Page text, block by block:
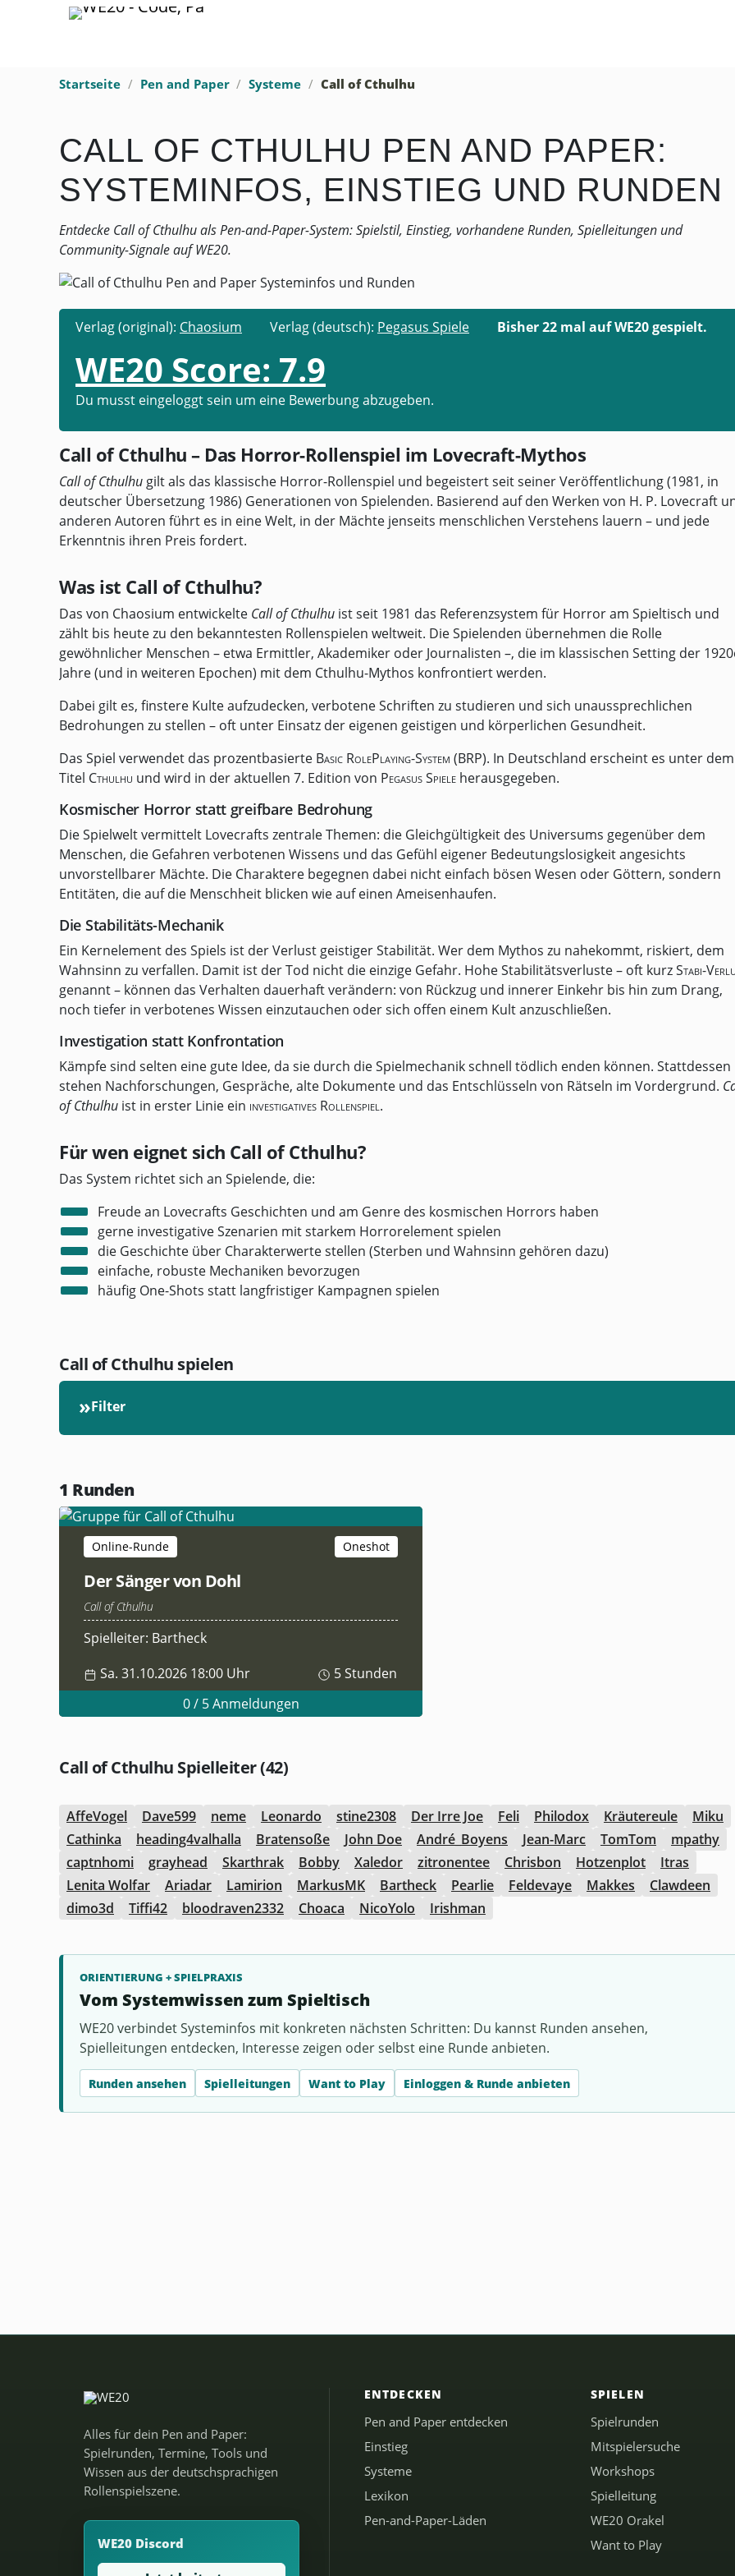
Startseite Pen and Paper Systeme Call of Cthulhu
CALL OF CTHULHU PEN AND PAPER:
SYSTEMINFOS, EINSTIEG UND RUNDEN
Entdecke Call of Cthulhu als Pen-and-Paper-System: Spielstil, Einstieg, vorhandene Runden, Spielleitungen und
Community-Signale auf WE20.
Verlag (original): Chaosium Verlag (deutsch): Pegasus Spiele Bisher 22 mal auf WE20 gespielt.
WE20 Score: 7.9
Du musst eingeloggt sein um eine Bewerbung abzugeben.
Call of Cthulhu – Das Horror-Rollenspiel im Lovecraft-Mythos
Call of Cthulhu gilt als das klassische Horror-Rollenspiel und begeistert seit seiner Veröffentlichung (1981, in
deutscher Übersetzung 1986) Generationen von Spielenden. Basierend auf den Werken von H. P. Lovecraft
anderen Autoren führt es in eine Welt, in der Mächte jenseits menschlichen Verstehens lauern – und jede
Erkenntnis ihren Preis fordert.
Was ist Call of Cthulhu?
Das von Chaosium entwickelte Call of Cthulhu ist seit 1981 das Referenzsystem für Horror am Spieltisch und
zählt bis heute zu den bekanntesten Rollenspielen weltweit. Die Spielenden übernehmen die Rolle
gewöhnlicher Menschen – etwa Ermittler, Akademiker oder Journalisten –, die im klassischen Setting der
Jahre (und in weiteren Epochen) mit dem Cthulhu-Mythos konfrontiert werden.
Dabei gilt es, finstere Kulte aufzudecken, verbotene Schriften zu studieren und sich unaussprechlichen
Bedrohungen zu stellen – oft unter Einsatz der eigenen geistigen und körperlichen Gesundheit.
Das Spiel verwendet das prozentbasierte Basic RolePlaying-System (BRP). In Deutschland erscheint es unter dem
Titel Cthulhu und wird in der aktuellen 7. Edition von Pegasus Spiele herausgegeben.
Kosmischer Horror statt greifbare Bedrohung
Die Spielwelt vermittelt Lovecrafts zentrale Themen: die Gleichgültigkeit des Universums gegenüber dem
Menschen, die Gefahren verbotenen Wissens und das Gefühl eigener Bedeutungslosigkeit angesichts
unvorstellbarer Mächte. Die Charaktere begegnen dabei nicht einfach bösen Wesen oder Göttern, sondern
Entitäten, die auf die Menschheit blicken wie auf einen Ameisenhaufen.
Die Stabilitäts-Mechanik
Ein Kernelement des Spiels ist der Verlust geistiger Stabilität. Wer dem Mythos zu nahekommt, riskiert, dem
Wahnsinn zu verfallen. Damit ist der Tod nicht die einzige Gefahr. Hohe Stabilitätsverluste – oft kurzStabi-
genannt – können das Verhalten dauerhaft verändern: von Rückzug und innerer Einkehr bis hin zum Drang,
noch tiefer in verbotenes Wissen einzutauchen oder sich offen einem Kult anzuschließen.
Investigation statt Konfrontation
Kämpfe sind selten eine gute Idee, da sie durch die Spielmechanik schnell tödlich enden können. Stattdessen
stehen Nachforschungen, Gespräche, alte Dokumente und das Entschlüsseln von Rätseln im Vordergrund.
of Cthulhu ist in erster Linie ein investigatives Rollenspiel.
Für wen eignet sich Call of Cthulhu?
Das System richtet sich an Spielende, die:
Freude an Lovecrafts Geschichten und am Genre des kosmischen Horrors haben
gerne investigative Szenarien mit starkem Horrorelement spielen
die Geschichte über Charakterwerte stellen (Sterben und Wahnsinn gehören dazu)
einfache, robuste Mechaniken bevorzugen
häufig One-Shots statt langfristiger Kampagnen spielen
Call of Cthulhu spielen
»Filter
1 Runden
Online-Runde Oneshot
Der Sänger von Dohl
Call of Cthulhu
Spielleiter: Bartheck
Sa. 31.10.2026 18:00 Uhr
5 Stunden
0 / 5 Anmeldungen
Call of Cthulhu Spielleiter (42)
AffeVogel Dave599 neme Leonardo stine2308 Der Irre Joe Feli Philodox Kräutereule
Miku
Cathinka
heading4valhalla Bratensoße John Doe André_Boyens Jean-Marc TomTom
mpathy
captnhomi
grayhead Skarthrak Bobby Xaledor zitronentee Chrisbon Hotzenplot
Itras
Lenita Wolfar
Ariadar Lamirion MarkusMK Bartheck Pearlie Feldevaye Makkes
Clawdeen
dimo3d
Tiffi42 bloodraven2332 Choaca NicoYolo Irishman
ORIENTIERUNG + SPIELPRAXIS
Vom Systemwissen zum Spieltisch
WE20 verbindet Systeminfos mit konkreten nächsten Schritten: Du kannst Runden ansehen,
Spielleitungen entdecken, Interesse zeigen oder selbst eine Runde anbieten.
Runden ansehen Spielleitungen Want to Play Einloggen & Runde anbieten
Alles für dein Pen and Paper:
Spielrunden, Termine, Tools und
Wissen aus der deutschsprachigen
Rollenspielszene.
WE20 Discord
ENTDECKEN
Pen and Paper entdecken
Einstieg
Systeme
Lexikon
Pen-and-Paper-Läden
SPIELEN
Spielrunden
Mitspielersuche
Workshops
Spielleitung
WE20 Orakel
Want to Play